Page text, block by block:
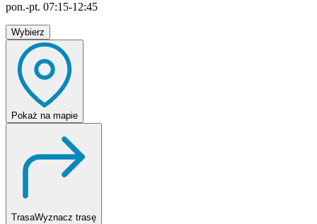
pon.-pt. 07:15-12:45
Wybierz
Pokaż na mapie
TrasaWyznacz trasę